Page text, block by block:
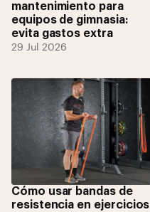
mantenimiento para
equipos de gimnasia:
evita gastos extra
29 Jul 2026
Cómo usar bandas de
resistencia en ejercicios